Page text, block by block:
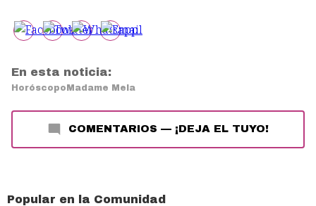
En esta noticia:
HoróscopoMadame Mela
COMENTARIOS — ¡DEJA EL TUYO!
Popular en la Comunidad